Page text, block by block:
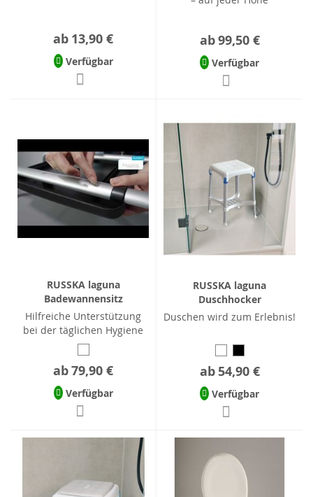
ab 13,90 €
Verfügbar
ab99,50 €
Verfügbar
RUSSKA laguna
Badewannensitz
Hilfreiche Unterstützung
bei der täglichen Hygiene
ab79,90 €
Verfügbar
RUSSKA laguna
Duschhocker
Duschen wird zum Erlebnis!
ab 54,90 €
Verfügbar